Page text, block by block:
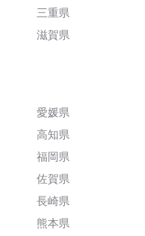
三重県
滋賀県
愛媛県
高知県
福岡県
佐賀県
長崎県
熊本県